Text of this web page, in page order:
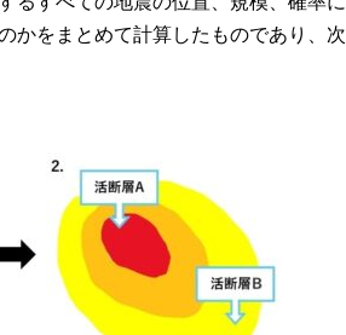
かをまとめて計算したものであり、次